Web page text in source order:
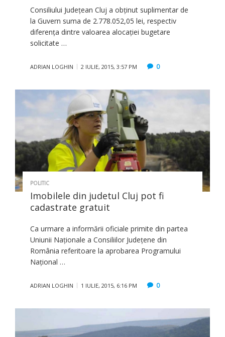
Consiliului Judeţean Cluj a obţinut suplimentar de
la Guvern suma de 2.778.052,05 lei, respectiv
diferenţa dintre valoarea alocaţiei bugetare
solicitate …
ADRIAN LOGHIN 2 IULIE, 2015, 3:57 PM 0
POLITIC
Imobilele din judetul Cluj pot fi
cadastrate gratuit
Ca urmare a informării oficiale primite din partea
Uniunii Naţionale a Consiliilor Judeţene din
România referitoare la aprobarea Programului
Naţional …
ADRIAN LOGHIN 1 IULIE, 2015, 6:16 PM 0